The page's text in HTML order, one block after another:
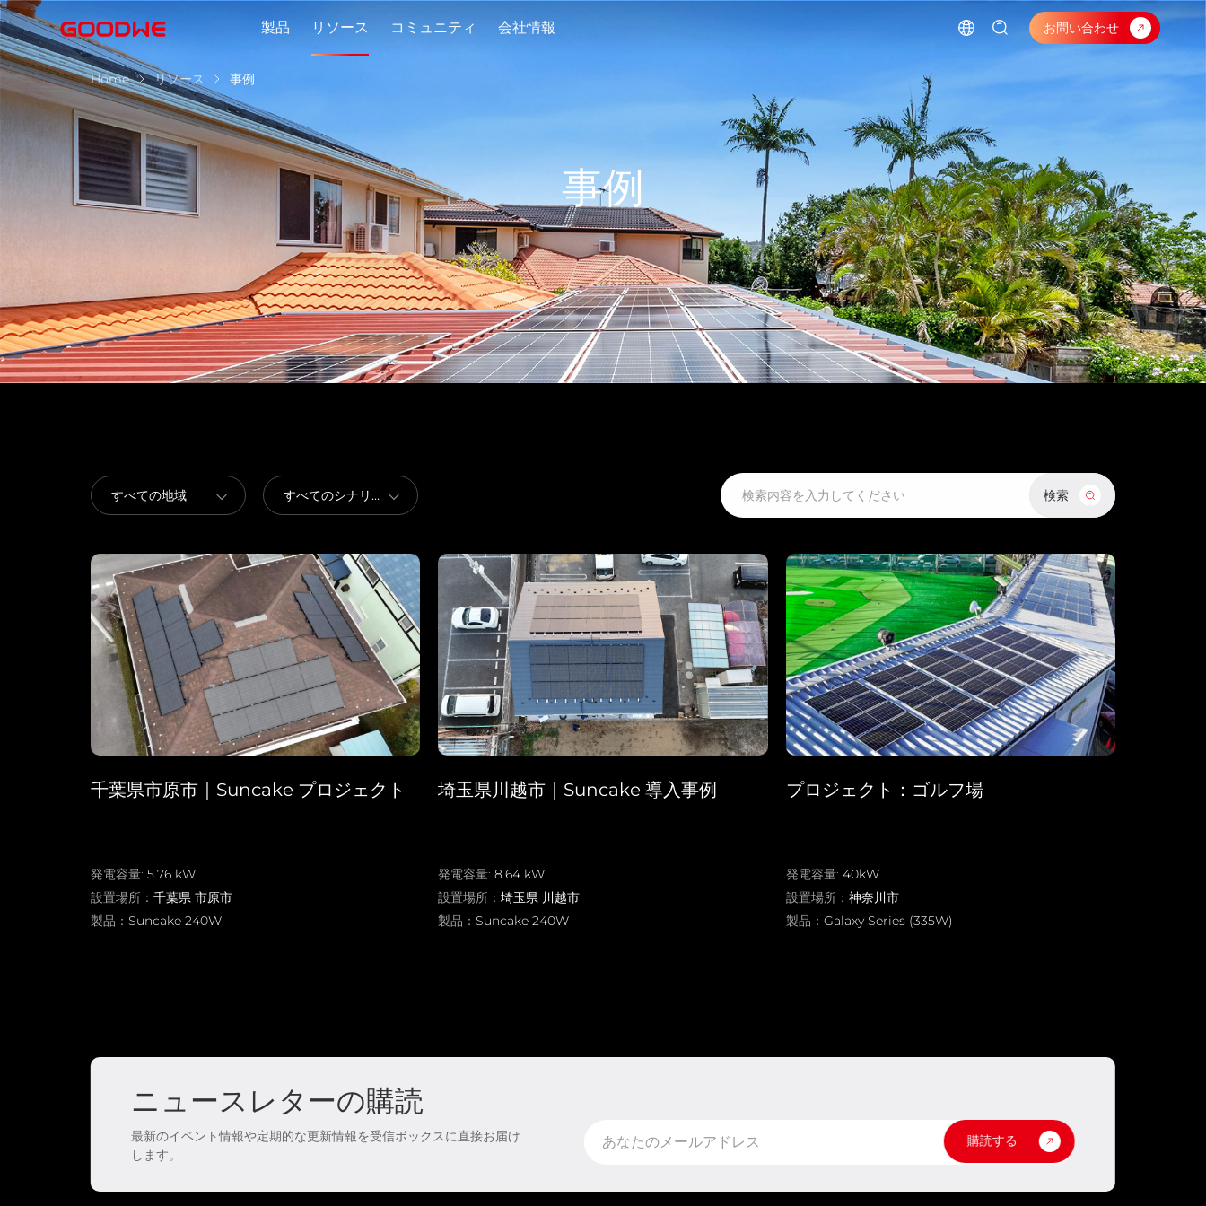
製品 リソース コミュニティ 会社情報 お問い合わせ
事例
Home リソース 事例
検索
千葉県市原市｜Suncake プロジェクト
発電容量: 5.76 kW
設置場所： 千葉県 市原市
製品： Suncake 240W
埼玉県川越市｜Suncake 導入事例
発電容量:8.64 kW
設置場所：埼玉県 川越市
製品：Suncake 240W
プロジェクト：ゴルフ場
発電容量: 40kW
設置場所： 神奈川市
製品： Galaxy Series (335W)
ニュースレターの購読
最新のイベント情報や定期的な更新情報を受信ボックスに直接お届け
します。
購読する
言語を選択
Global
English (Global)
AMER
Português
Español (Latam)
Europe
Deutsch
Français
APAC